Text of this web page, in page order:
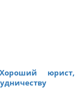
Хороший юрист,